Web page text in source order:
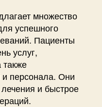
множество
успешного
Пациенты
услуг,
персонала. Они
и быстрое